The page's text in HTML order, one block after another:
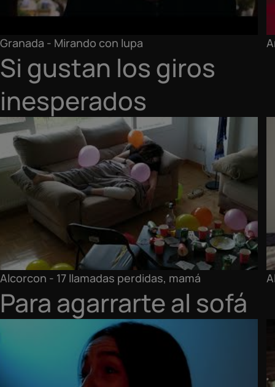
Granada - Mirando con lupa
Si gustan los giros
inesperados
Alcorcon - 17 llamadas perdidas, mamá
Para agarrarte al sofá